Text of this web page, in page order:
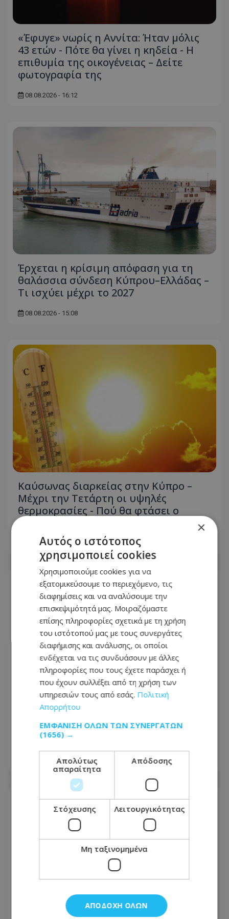
«Έφυγε» νωρίς η Αννίτα: Ήταν μόλις
43 ετών - Πότε θα γίνει η κηδεία - Η
επιθυμία της οικογένειας – Δείτε
φωτογραφία της
08.08.2026 - 16:12
Έρχεται η κρίσιμη απόφαση για τη
θαλάσσια σύνδεση Κύπρου–Ελλάδας –
Τι ισχύει μέχρι το 2027
08.08.2026 - 15:08
Καύσωνας διαρκείας στην Κύπρο –
Μέχρι την Τετάρτη οι υψηλές
θερμοκρασίες - Πού θα φτάσει ο
υδράργυρος
08.08.2026 - 15:03
Αγνώριστη η Λεωφόρος Τσερίου:
Τέλος η ταλαιπωρία σε μεγάλο τμήμα
της - Οι εικόνες που ανέβασε πολίτης
08.08.2026 - 14:30
×
Αυτός ο ιστότοπος
χρησιμοποιεί cookies
Χρησιμοποιούμε cookies για να
εξατομικεύσουμε το περιεχόμενο, τις
διαφημίσεις και να αναλύσουμε την
επισκεψιμότητά μας. Μοιραζόμαστε
επίσης πληροφορίες σχετικά με τη χρήση
του ιστότοπού μας με τους συνεργάτες
διαφήμισης και ανάλυσης, οι οποίοι
ενδέχεται να τις συνδυάσουν με άλλες
πληροφορίες που τους έχετε παράσχει ή
που έχουν συλλέξει από τη χρήση των
υπηρεσιών τους από εσάς. Πολιτική
Απορρήτου
ΕΜΦΆΝΙΣΗ ΌΛΩΝ ΤΩΝ ΣΥΝΕΡΓΑΤΏΝ
(1656) →
Απολύτως
απαραίτητα
Απόδοσης
Στόχευσης Λειτουργικότητας
Μη ταξινομημένα
ΑΠΟΔΟΧΉ ΌΛΩΝ